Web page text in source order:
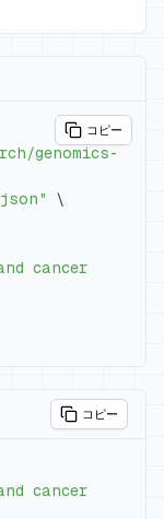
コピー
genomics-
\
コピー
cancer